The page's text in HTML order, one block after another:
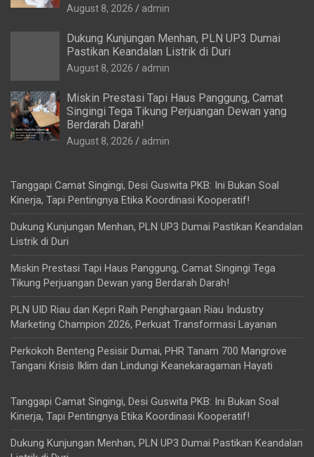
August 8, 2026 admin
Dukung Kunjungan Menhan, PLN UP3 Dumai
Pastikan Keandalan Listrik di Duri
August 8, 2026 admin
Miskin Prestasi Tapi Haus Panggung, Camat
Singingi Tega Tikung Perjuangan Dewan yang
Berdarah Darah!
August 8, 2026 admin
Tanggapi Camat Singingi, Desi Guswita PKB: Ini Bukan Soal
Kinerja, Tapi Pentingnya Etika Koordinasi Kooperatif!
Dukung Kunjungan Menhan, PLN UP3 Dumai Pastikan Keandalan
Listrik di Duri
Miskin Prestasi Tapi Haus Panggung, Camat Singingi Tega
Tikung Perjuangan Dewan yang Berdarah Darah!
PLN UID Riau dan Kepri Raih Penghargaan Riau Industry
Marketing Champion 2026, Perkuat Transformasi Layanan
Perkokoh Benteng Pesisir Dumai, PHR Tanam 700 Mangrove
Tangani Krisis Iklim dan Lindungi Keanekaragaman Hayati
Tanggapi Camat Singingi, Desi Guswita PKB: Ini Bukan Soal
Kinerja, Tapi Pentingnya Etika Koordinasi Kooperatif!
Dukung Kunjungan Menhan, PLN UP3 Dumai Pastikan Keandalan